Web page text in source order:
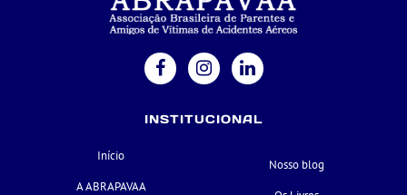
INSTITUCIONAL
Início
A ABRAPAVAA
Nosso blog